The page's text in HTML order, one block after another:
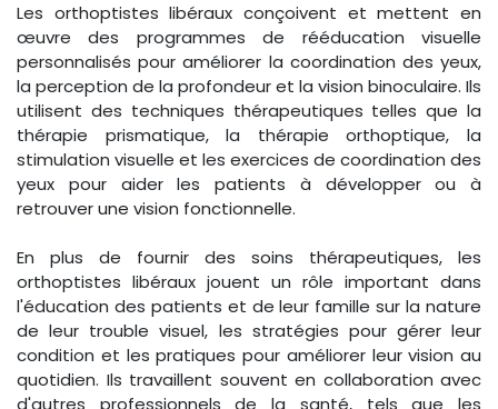
Les orthoptistes libéraux conçoivent et mettent en
œuvre des programmes de rééducation visuelle
personnalisés pour améliorer la coordination des yeux,
la perception de la profondeur et la vision binoculaire. Ils
utilisent des techniques thérapeutiques telles que la
thérapie prismatique, la thérapie orthoptique, la
stimulation visuelle et les exercices de coordination des
yeux pour aider les patients à développer ou à
retrouver une vision fonctionnelle.
En plus de fournir des soins thérapeutiques, les
orthoptistes libéraux jouent un rôle important dans
l'éducation des patients et de leur famille sur la nature
de leur trouble visuel, les stratégies pour gérer leur
condition et les pratiques pour améliorer leur vision au
quotidien. Ils travaillent souvent en collaboration avec
d'autres professionnels de la santé, tels que les